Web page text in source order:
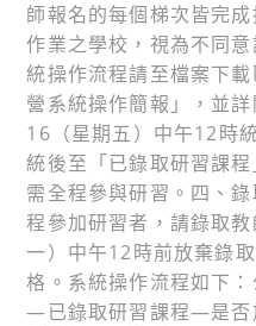
師報名的每個梯次皆完
作業之學校，視為不同
統操作流程請至檔案下
營系統操作簡報」，並
16（星期五）中午12時
統後至「已錄取研習課
需全程參與研習。四、
程參加研習者，請錄取
一）中午12時前放棄錄
格。系統操作流程如下
—已錄取研習課程—是否